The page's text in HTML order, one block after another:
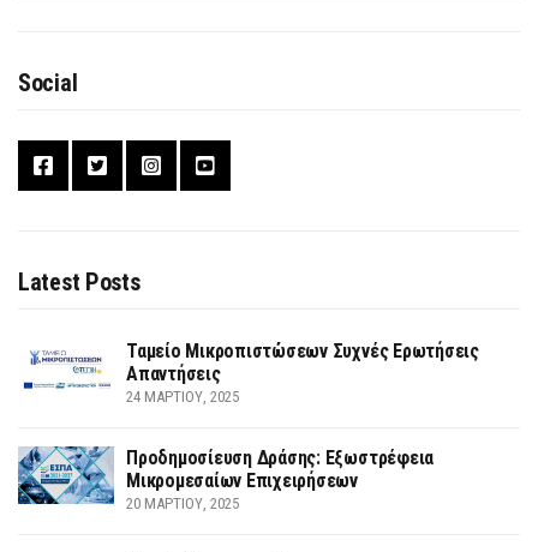
Social
Latest Posts
Ταμείο Μικροπιστώσεων Συχνές Ερωτήσεις
Απαντήσεις
24 ΜΑΡΤΊΟΥ, 2025
Προδημοσίευση Δράσης: Εξωστρέφεια
Μικρομεσαίων Επιχειρήσεων
20 ΜΑΡΤΊΟΥ, 2025